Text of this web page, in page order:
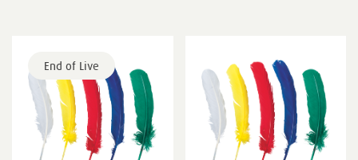
End of Live